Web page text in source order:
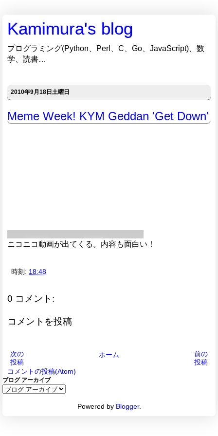
Kamimura's blog
プログラミング(Python、Perl、C、Go、JavaScript)、数
学、読書…
2010年9月18日土曜日
Meme Week! KYM Geddan 'Get Down'
ニコニコ動画が出てくる。内容も面白い！
時刻: 18:48
0 コメント:
コメントを投稿
次の
投稿
前の
投稿
ホーム
コメントの投稿(Atom)
ブログ アーカイブ
Powered by Blogger.